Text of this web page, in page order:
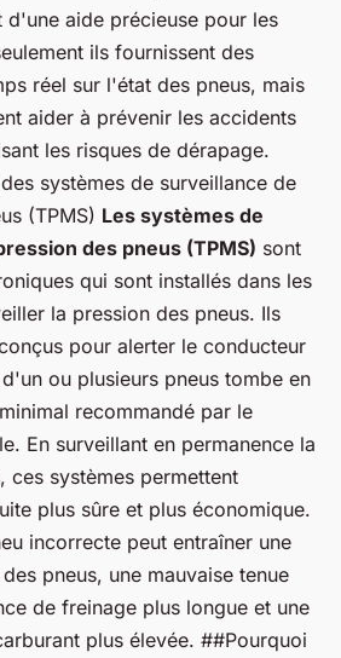
d'une aide précieuse pour les
ils fournissent des
réel sur l'état des pneus, mais
aider à prévenir les accidents
les risques de dérapage.
systèmes de surveillance de
(TPMS) Les systèmes de
des pneus (TPMS) sont
qui sont installés dans les
la pression des pneus. Ils
pour alerter le conducteur
ou plusieurs pneus tombe en
recommandé par le
En surveillant en permanence la
ces systèmes permettent
plus sûre et plus économique.
incorrecte peut entraîner une
des pneus, une mauvaise tenue
de freinage plus longue et une
plus élevée. ##Pourquoi